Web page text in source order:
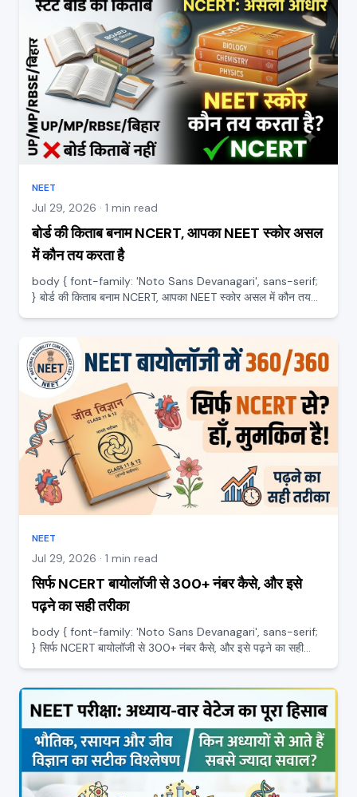
NEET
Jul 29, 2026 · 1 min read
बोर्ड की किताब बनाम NCERT, आपका NEET स्कोर असल
में कौन तय करता है
body { font-family: 'Noto Sans Devanagari', sans-serif;
} बोर्ड की किताब बनाम NCERT, आपका NEET स्कोर असल में कौन तय
NEET
Jul 29, 2026 · 1 min read
सिर्फ NCERT बायोलॉजी से 300+ नंबर कैसे, और इसे
पढ़ने का सही तरीका
body { font-family: 'Noto Sans Devanagari', sans-serif;
} सिर्फ NCERT बायोलॉजी से 300+ नंबर कैसे, और इसे पढ़ने का सही